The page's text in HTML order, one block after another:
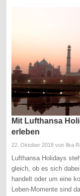
Mit Lufthansa
erleben
22. Oktober 2018 von Ilka
Lufthansa Holidays
gleich, ob es sich
handelt oder um eine
Leben-Momente sind